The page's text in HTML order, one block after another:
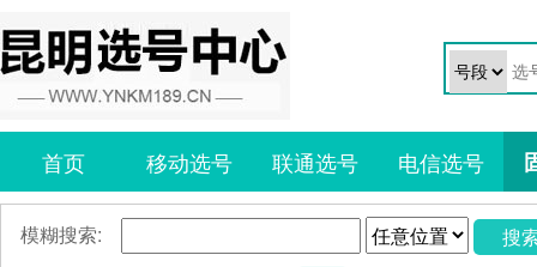
首页 移动选号 联通选号 电信选号
模糊搜索:
搜